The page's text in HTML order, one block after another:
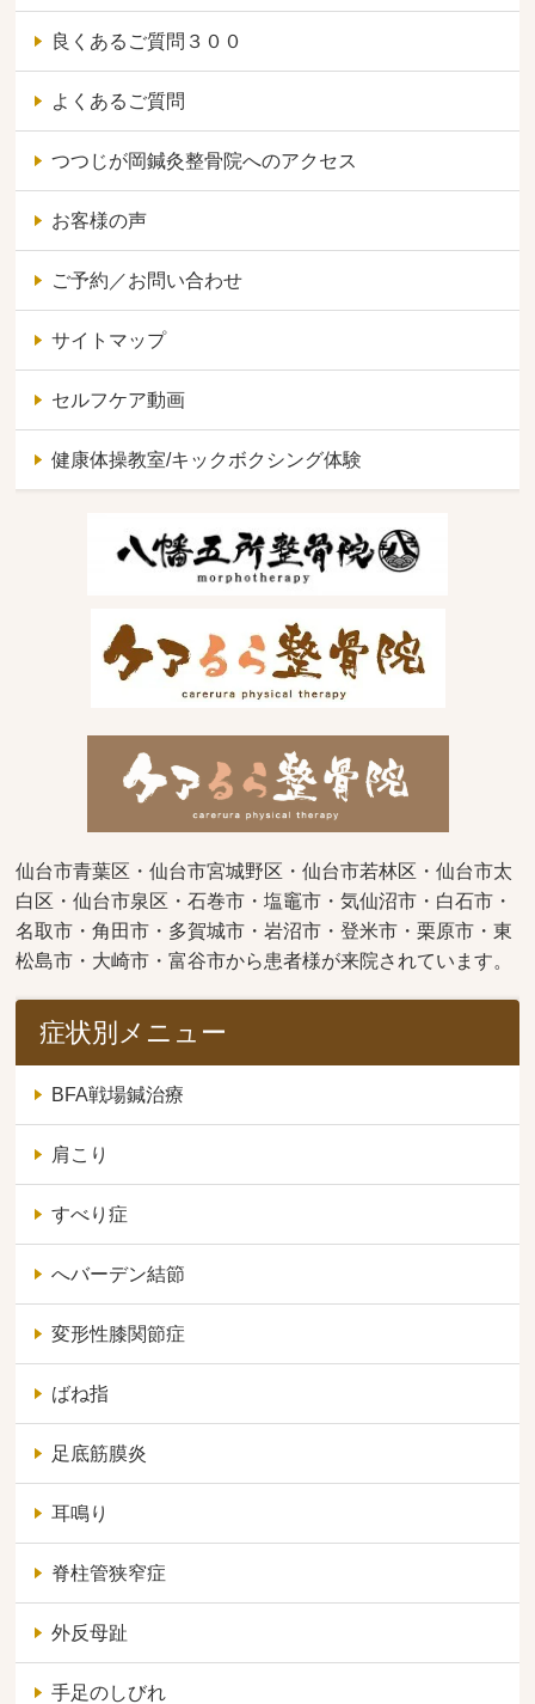
良くあるご質問３００
よくあるご質問
つつじが岡鍼灸整骨院へのアクセス
お客様の声
ご予約／お問い合わせ
サイトマップ
セルフケア動画
健康体操教室/キックボクシング体験
仙台市青葉区・仙台市宮城野区・仙台市若林区・仙台市太
白区・仙台市泉区・石巻市・塩竈市・気仙沼市・白石市・
名取市・角田市・多賀城市・岩沼市・登米市・栗原市・東
松島市・大崎市・富谷市から患者様が来院されています。
症状別メニュー
BFA戦場鍼治療
肩こり
すべり症
へバーデン結節
変形性膝関節症
ばね指
足底筋膜炎
耳鳴り
脊柱管狭窄症
外反母趾
手足のしびれ